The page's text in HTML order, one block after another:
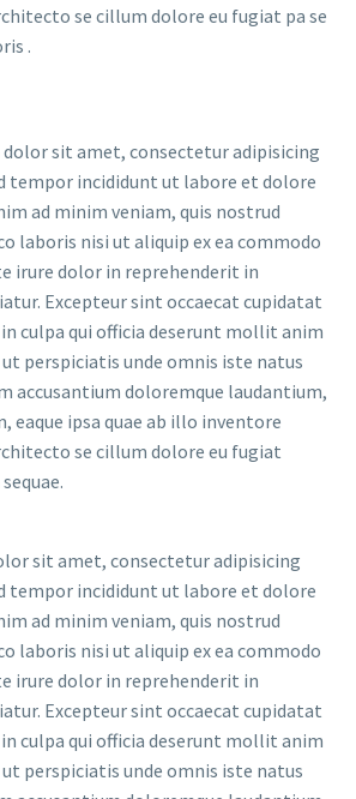
se cillum dolore eu fugiat pa se
.
sit amet, consectetur adipisicing
tempor incididunt ut labore et dolore
ad minim veniam, quis nostrud
laboris nisi ut aliquip ex ea commodo
irure dolor in reprehenderit in
Excepteur sint occaecat cupidatat
culpa qui officia deserunt mollit anim
ut perspiciatis unde omnis iste natus
accusantium doloremque laudantium,
eaque ipsa quae ab illo inventore
se cillum dolore eu fugiat
sit amet, consectetur adipisicing
tempor incididunt ut labore et dolore
ad minim veniam, quis nostrud
laboris nisi ut aliquip ex ea commodo
irure dolor in reprehenderit in
Excepteur sint occaecat cupidatat
culpa qui officia deserunt mollit anim
ut perspiciatis unde omnis iste natus